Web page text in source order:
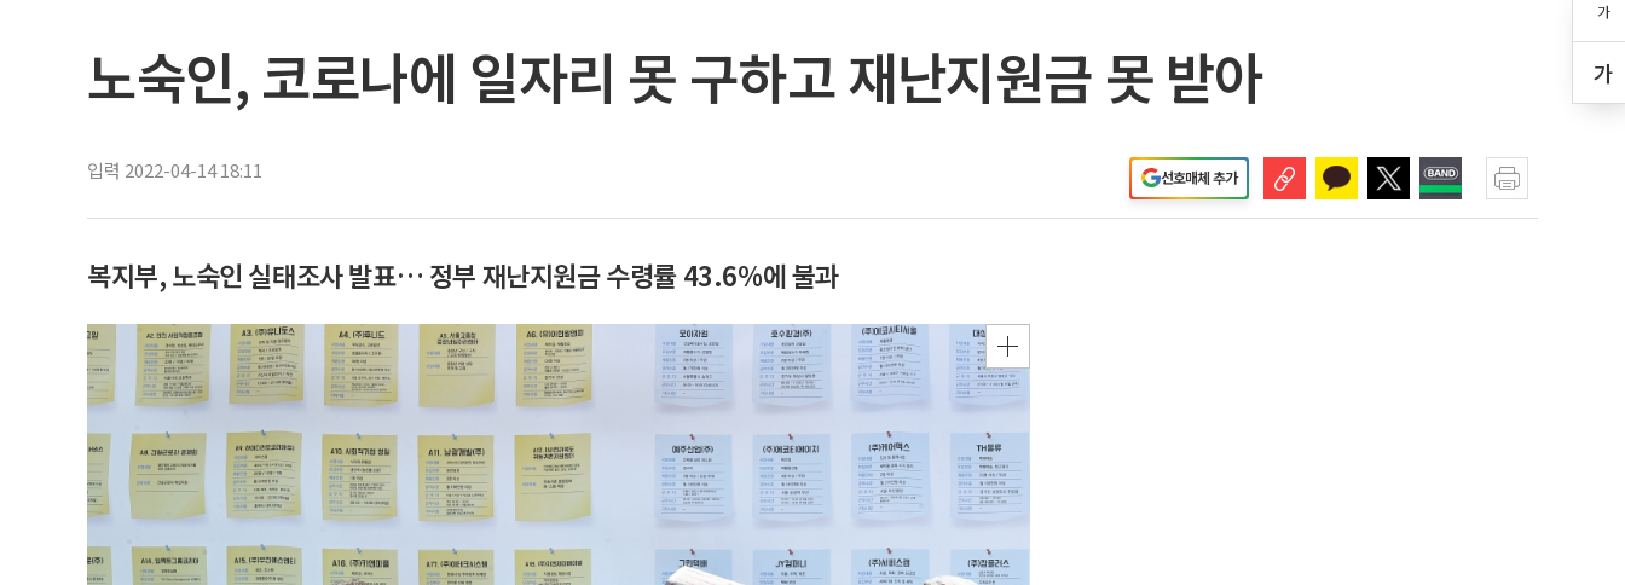
가
가
노숙인, 코로나에 일자리 못 구하고 재난지원금 못 받아
입력 2022-04-14 18:11 선호매체 추가
복지부, 노숙인 실태조사 발표… 정부 재난지원금 수령률 43.6%에 불과